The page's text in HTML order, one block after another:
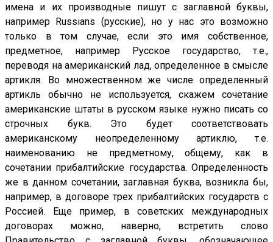
имена и их производные пишут с заглавной буквы,
например Russians (русские), но у нас это возможно
только в том случае, если это имя собственное,
предметное, например Русское государство, т.е.,
переводя на американский лад, определенное в смысле
артикля. Во множественном же числе определенный
артикль обычно не используется, скажем сочетание
американские штаты в русском языке нужно писать со
строчных букв. Это будет соответствовать
американскому неопределенному артиклю, т.е.
наименованию не предметному, общему, как в
сочетании прибалтийские государства. Определенность
же в данном сочетании, заглавная буква, возникла бы,
например, в договоре трех прибалтийских государств с
Россией. Еще пример, в советских международных
договорах можно, наверно, встретить слово